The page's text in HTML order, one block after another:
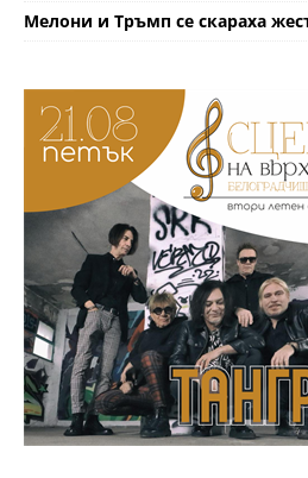
Мелони и Тръмп се скараха